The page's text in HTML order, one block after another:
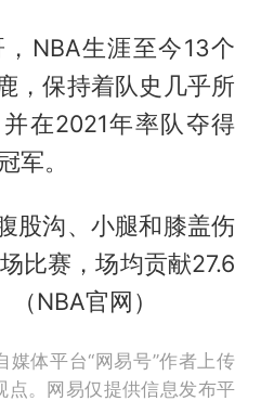
NBA生涯至今13个
，保持着队史几乎所
在2021年率队夺得
军。
股沟、小腿和膝盖伤
比赛，场均贡献27.6
NBA官网）
体平台“网易号”作者上传
点。网易仅提供信息发布平